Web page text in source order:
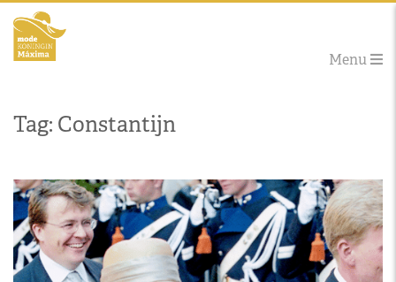
Menu
Tag: Constantijn